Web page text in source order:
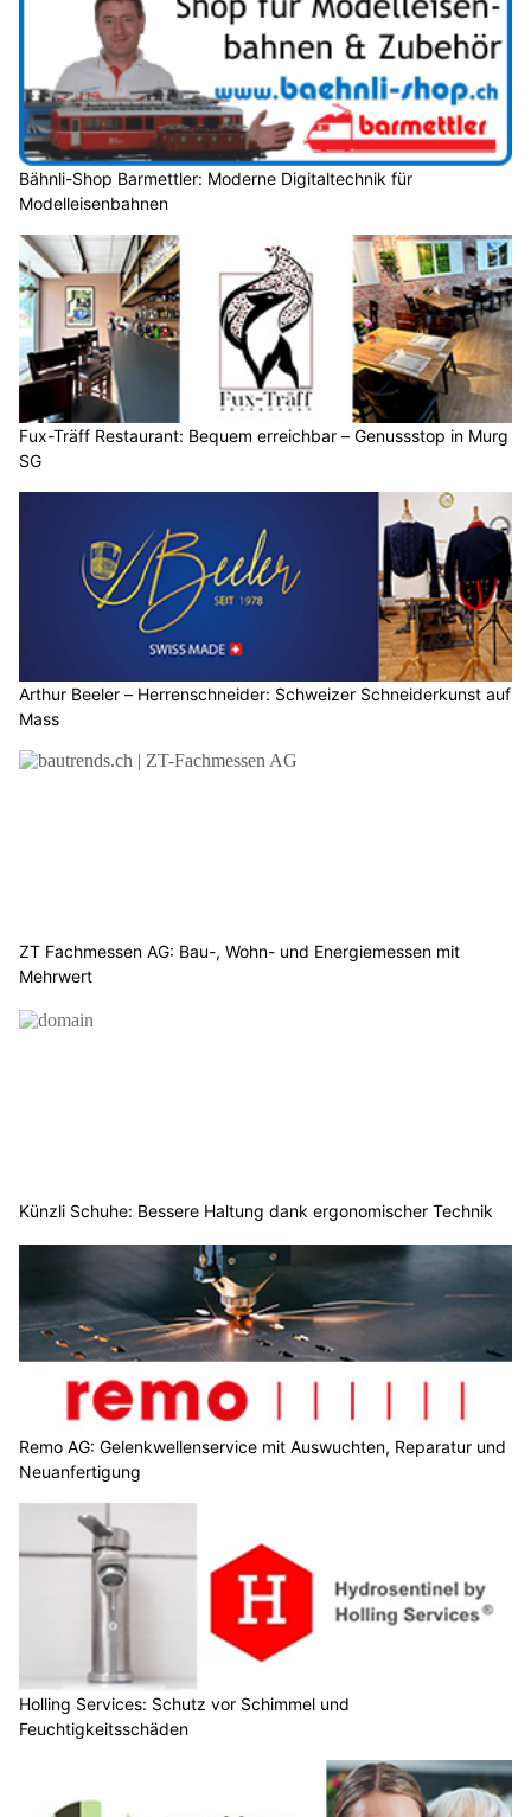
Bähnli-Shop Barmettler: Moderne Digitaltechnik für
Modelleisenbahnen
Fux-Träff Restaurant: Bequem erreichbar – Genussstop in Murg
SG
Arthur Beeler – Herrenschneider: Schweizer Schneiderkunst auf
Mass
ZT Fachmessen AG: Bau-, Wohn- und Energiemessen mit
Mehrwert
Künzli Schuhe: Bessere Haltung dank ergonomischer Technik
Remo AG: Gelenkwellenservice mit Auswuchten, Reparatur und
Neuanfertigung
Holling Services: Schutz vor Schimmel und
Feuchtigkeitsschäden